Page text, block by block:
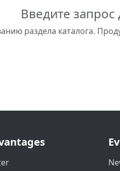
Введите запрос
раздела каталога.